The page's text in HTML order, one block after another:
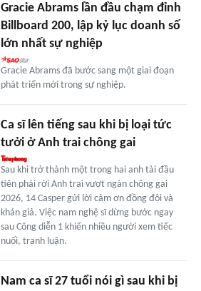
Gracie Abrams lần đầu chạm đỉnh
Billboard 200, lập kỷ lục doanh số
lớn nhất sự nghiệp
Gracie Abrams đã bước sang một giai đoạn
phát triển mới trong sự nghiệp.
Ca sĩ lên tiếng sau khi bị loại tức
tưởi ở Anh trai chông gai
Sau khi trở thành một trong hai anh tài đầu
tiên phải rời Anh trai vượt ngàn chông gai
2026, 14 Casper gửi lời cảm ơn đồng đội và
khán giả. Việc nam nghệ sĩ dừng bước ngay
sau Công diễn 1 khiến nhiều người xem tiếc
nuối, tranh luận.
Nam ca sĩ 27 tuổi nói gì sau khi bị